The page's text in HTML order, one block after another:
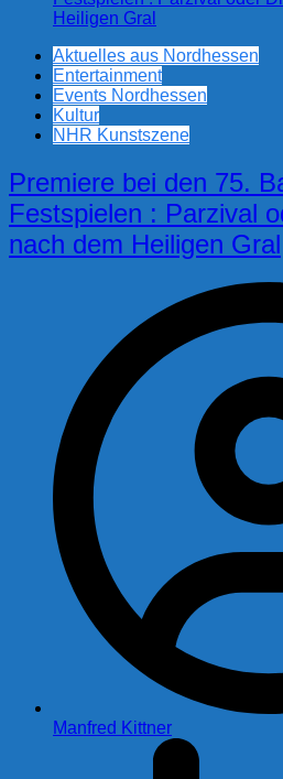
Aktuelles aus Nordhessen
Entertainment
Events Nordhessen
Kultur
NHR Kunstszene
Premiere bei den 75.
Festspielen : Parzival
nach dem Heiligen Gral
Manfred Kittner